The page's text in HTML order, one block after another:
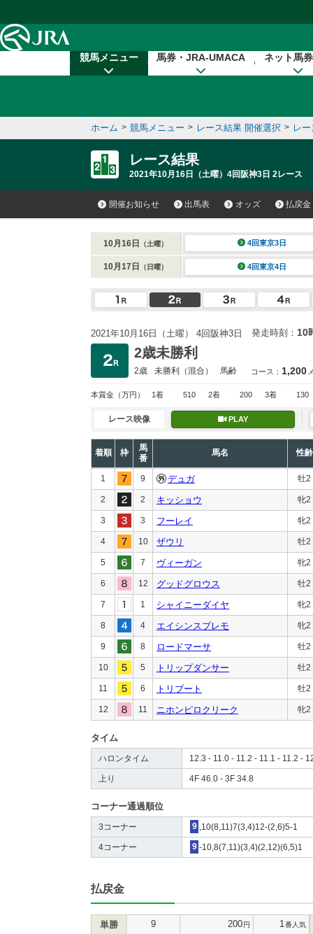
競馬メニュー 馬券・JRA-UMACA ネット馬
ホーム > 競馬メニュー > レース結果 開催選択 > レ
レース結果
2021年10月16日（土曜）4回阪神3日 2レース
開催お知らせ 出馬表 オッズ 払戻金
10月16日 （土曜） 4回東京3日
10月17日 （日曜） 4回東京4日
2021年10月16日（土曜） 4回阪神3日 発走時刻： 10
2歳未勝利
2歳 未勝利 （混合） 馬齢 コース： 1,200
本賞金 （万円） 1着 510 2着 200 3着 130
レース映像 PLAY
着順 枠
馬
番
馬名 性齢
1 9 デュガ 牡2
2 2 キッショウ 牝2
3 3 フーレイ 牝2
4 10 ザウリ 牡2
5 7 ヴィーガン 牝2
6 12 グッドグロウス 牡2
7 1 シャイニーダイヤ 牝2
8 4 エイシンスプレモ 牝2
9 8 ロードマーサ 牡2
10 5 トリップダンサー 牡2
11 6 トリブート 牡2
12 11 ニホンピロクリーク 牝2
タイム
ハロンタイム 12.3 - 11.0 - 11.2 - 11.1 - 11.2 -
上り 4F 46.0 - 3F 34.8
コーナー通過順位
3コーナー 9 ,10(8,11)7(3,4)12-(2,6)5-1
4コーナー 9 -10,8(7,11)(3,4)(2,12)(6,5)1
払戻金
単勝 9 200円 1 番人気